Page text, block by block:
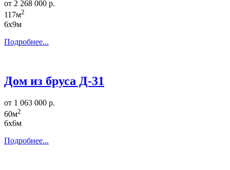
от 2 268 000 р.
117м2
6х9м
Подробнее...
Дом из бруса Д-31
от 1 063 000 р.
60м2
6х6м
Подробнее...